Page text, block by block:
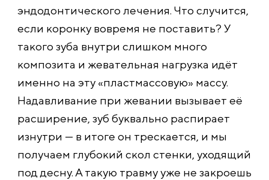
эндодонтического лечения. Что случится,
если коронку вовремя не поставить? У
такого зуба внутри слишком много
композита и жевательная нагрузка идёт
именно на эту «пластмассовую» массу.
Надавливание при жевании вызывает её
расширение, зуб буквально распирает
изнутри — в итоге он трескается, и мы
получаем глубокий скол стенки, уходящий
под десну. А такую травму уже не закроешь